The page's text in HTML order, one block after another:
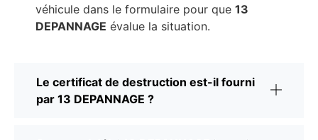
véhicule dans le formulaire pour que 13
DEPANNAGE évalue la situation.
Le certificat de destruction est-il fourni
par 13 DEPANNAGE ?